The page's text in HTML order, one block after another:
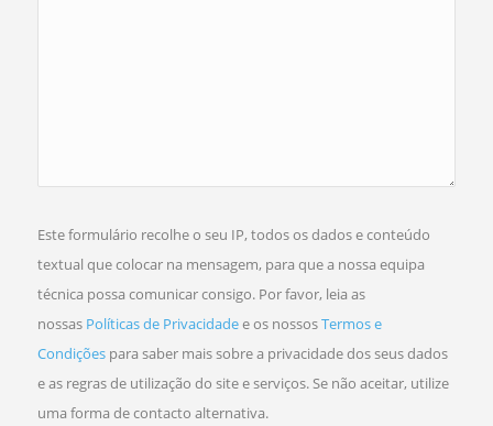
Este formulário recolhe o seu IP, todos os dados e conteúdo
textual que colocar na mensagem, para que a nossa equipa
técnica possa comunicar consigo. Por favor, leia as
nossas Políticas de Privacidadee os nossosTermos e
Condiçõespara saber mais sobre a privacidade dos seus dados
e as regras de utilização do site e serviços.Se não aceitar, utilize
uma forma de contacto alternativa.